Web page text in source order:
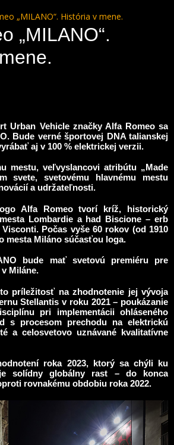
„MILANO“. História v mene.
„MILANO“.
Urban Vehicle značky Alfa Romeo sa
Bude verné športovej DNA talianskej
aj v 100 % elektrickej verzii.
mestu, veľvyslancovi atribútu „Made
svete, svetovému hlavnému mestu
a udržateľnosti.
Alfa Romeo tvorí kríž, historický
Lombardie a had Biscione – erb
Počas vyše 60 rokov (od 1910
mesta Miláno súčasťou loga.
bude mať svetovú premiéru pre
v Miláne.
príležitosť na zhodnotenie jej vývoja
Stellantis v roku 2021 – poukázanie
pri implementácii ohláseného
s procesom prechodu na elektrickú
a celosvetovo uznávané kvalitatívne
roka 2023, ktorý sa chýli ku
solídny globálny rast – do konca
rovnakému obdobiu roka 2022.